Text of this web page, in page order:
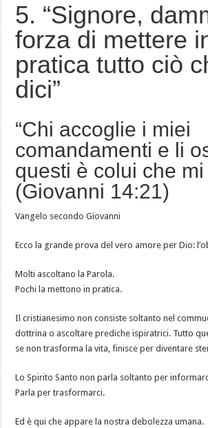
5. “Signore,
forza di mettere
pratica tutto ciò
dici”
“Chi accoglie i miei
comandamenti e li
questi è colui che mi
(Giovanni 14:21)
Vangelo secondo Giovanni
Ecco la grande prova del vero amore per Dio:
Molti ascoltano la Parola.
Pochi la mettono in pratica.
Il cristianesimo non consiste soltanto nel
dottrina o ascoltare prediche ispiratrici. Tutto
se non trasforma la vita, finisce per diventare
Lo Spirito Santo non parla soltanto per
Parla per trasformarci.
Ed è qui che appare la nostra debolezza umana.